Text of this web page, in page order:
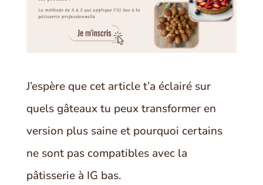
J’espère que cet article t’a éclairé sur
quels gâteaux tu peux transformer en
version plus saine et pourquoi certains
ne sont pas compatibles avec la
pâtisserie à IG bas.